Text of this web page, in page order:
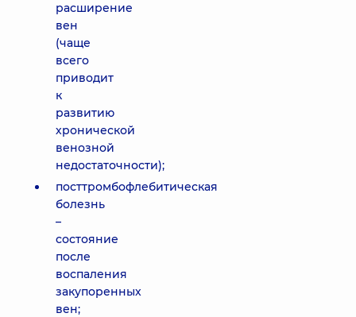
расширение
вен
(чаще
всего
приводит
к
развитию
хронической
венозной
недостаточности);
посттромбофлебитическая
болезнь
–
состояние
после
воспаления
закупоренных
вен;